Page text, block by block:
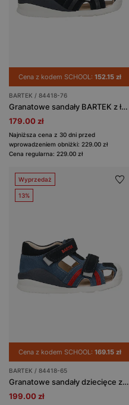
Cena z kodem SCHOOL: 152.15 zł
BARTEK / 84418-76
Granatowe sandały BARTEK z łączonych skór 84418-76
179.00 zł
Najniższa cena z 30 dni przed
wprowadzeniem obniżki: 229.00 zł
Cena regularna: 229.00 zł
Wyprzedaż
13%
Cena z kodem SCHOOL: 169.15 zł
BARTEK / 84418-65
Granatowe sandały dziecięce z czerwonymi akcentami BARTEK 84418-65
199.00 zł